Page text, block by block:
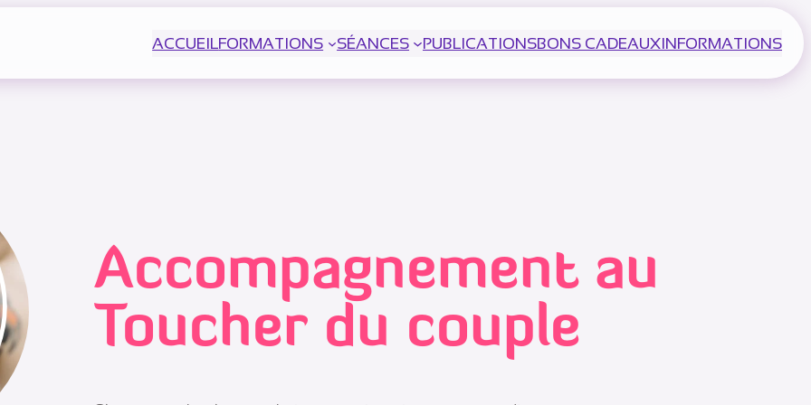
ACCUEILFORMATIONS SÉANCES PUBLICATIONSBONS CADEAUXINFORMATIONS
Accompagnement au
Toucher du couple